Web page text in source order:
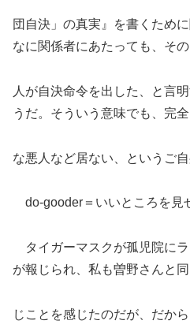
団自決」の真実』を書くため
なに関係者にあたっても、その
人が自決命令を出した、と言
うだ。そういう意味でも、完全
な悪人など居ない、というご
do-gooder＝いいところを見
タイガーマスクが孤児院に
が報じられ、私も曽野さんと同
じことを感じたのだが、だか